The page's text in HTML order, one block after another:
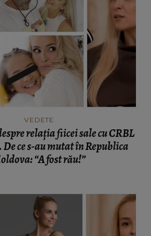
VEDETE
relația fiicei sale cu CRBL
ce s-au mutat în Republica
“A fost rău!”